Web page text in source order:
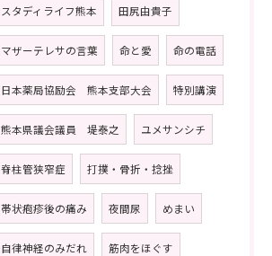
スタディライフ熊本 田尻由貴子
マザーテレサの言葉 命と愛 命の電話
日本薬局協励会 熊本支部大会 特別講演
熊本県議会議員 堤泰之 ユメサンシチ
脊柱管狭窄症 打撲・骨折・捻挫
帯状疱疹後の痛み 夜間尿 めまい
自律神経のみだれ 筋肉をほぐす